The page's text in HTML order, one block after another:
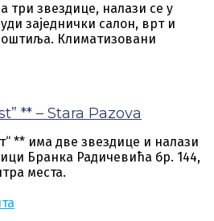
три звездице, налази се у
заједнички салон, врт и
Климатизовани
** – Stara Pazova
** има две звездице и налази
Бранка Радичевића бр. 144,
места.